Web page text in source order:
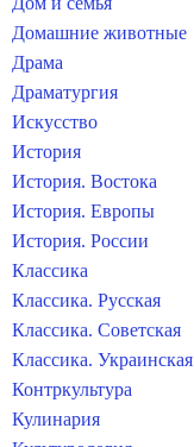
Домашние животные
Драма
Драматургия
Искусство
История
История. Востока
История. Европы
История. России
Классика
Классика. Русская
Классика. Советская
Классика. Украинская
Контркультура
Кулинария